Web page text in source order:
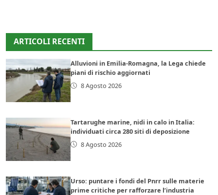
ARTICOLI RECENTI
Alluvioni in Emilia-Romagna, la Lega chiede
piani di rischio aggiornati
8 Agosto 2026
Tartarughe marine, nidi in calo in Italia:
individuati circa 280 siti di deposizione
8 Agosto 2026
Urso: puntare i fondi del Pnrr sulle materie
prime critiche per rafforzare l’industria